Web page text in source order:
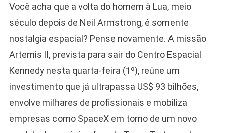
Você acha que a volta do homem à Lua, meio
século depois de Neil Armstrong, é somente
nostalgia espacial? Pense novamente. A missão
Artemis II, prevista para sair do Centro Espacial
Kennedy nesta quarta-feira (1º), reúne um
investimento que já ultrapassa US$ 93 bilhões,
envolve milhares de profissionais e mobiliza
empresas como SpaceX em torno de um novo